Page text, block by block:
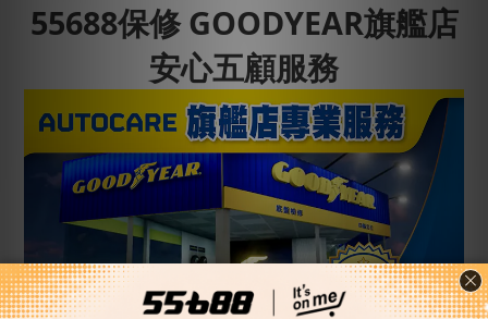
55688保修 GOODYEAR旗艦店
安心五顧服務